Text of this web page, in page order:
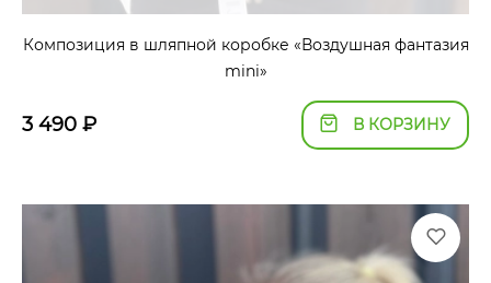
Композиция в шляпной коробке «Воздушная фантазия
mini»
3 490 ₽ В КОРЗИНУ